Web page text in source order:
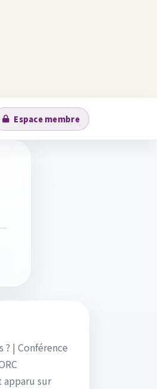
Espace membre
? | Conférence
apparu sur